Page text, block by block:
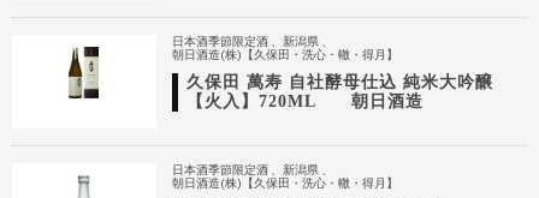
日本酒季節限定酒
新潟県
朝日酒造(株)【久保田・洗心・轍・得月】
久保田 萬寿 自社酵母仕込 純米大吟醸
【火入】720ML 朝日酒造
日本酒季節限定酒
新潟県
朝日酒造(株)【久保田・洗心・轍・得月】